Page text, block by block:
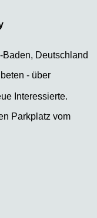
Deutschland
- über
Interessierte.
Parkplatz vom